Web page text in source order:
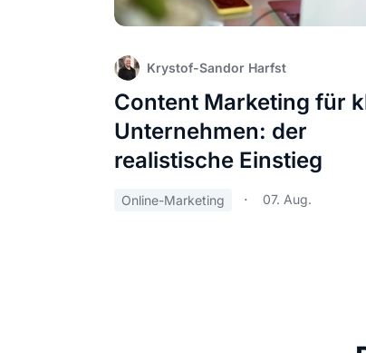
Krystof-Sandor Harfst
Content Marketing für
Unternehmen: der
realistische Einstieg
Online-Marketing 07. Aug.